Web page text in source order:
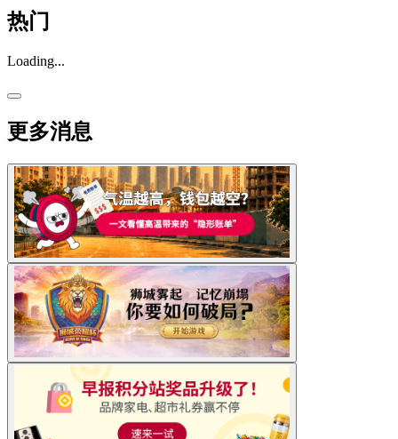
热门
Loading...
更多消息